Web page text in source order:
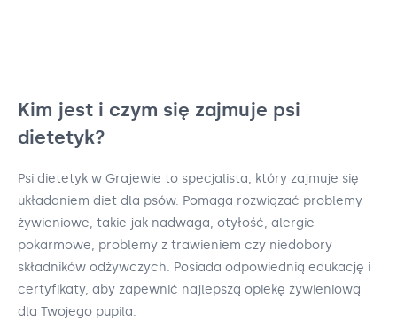
Kim jest i czym się zajmuje psi
dietetyk?
Psi dietetyk w Grajewie to specjalista, który zajmuje się
układaniem diet dla psów. Pomaga rozwiązać problemy
żywieniowe, takie jak nadwaga, otyłość, alergie
pokarmowe, problemy z trawieniem czy niedobory
składników odżywczych. Posiada odpowiednią edukację i
certyfikaty, aby zapewnić najlepszą opiekę żywieniową
dla Twojego pupila.